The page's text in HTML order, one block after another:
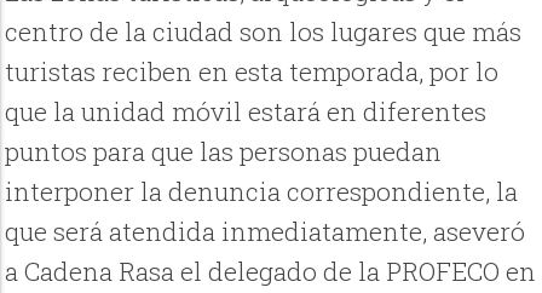
centro de la ciudad son los lugares que más
turistas reciben en esta temporada, por lo
que la unidad móvil estará en diferentes
puntos para que las personas puedan
interponer la denuncia correspondiente, la
que será atendida inmediatamente, aseveró
a Cadena Rasa el delegado de la PROFECO en